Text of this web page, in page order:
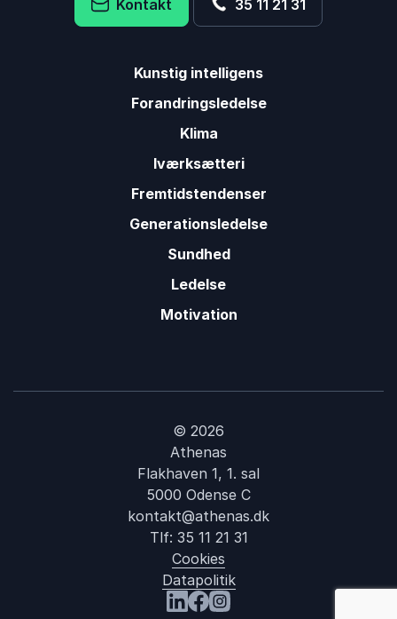
Kontakt 35 11 21 31
Kunstig intelligens
Forandringsledelse
Klima
Iværksætteri
Fremtidstendenser
Generationsledelse
Sundhed
Ledelse
Motivation
© 2026
Athenas
Flakhaven 1, 1. sal
5000 Odense C
kontakt@athenas.dk
Tlf: 35 11 21 31
Cookies
Datapolitik